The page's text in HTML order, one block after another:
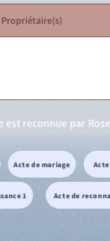
Propriétaire(s)
est reconnue par
Acte de mariage Acte
1 Acte de